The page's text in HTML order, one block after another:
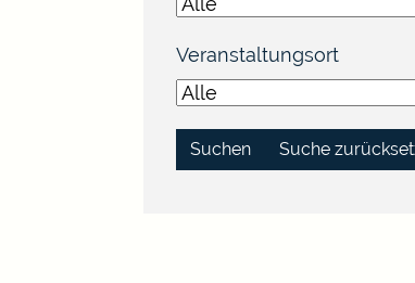
Veranstaltungsort
Suche